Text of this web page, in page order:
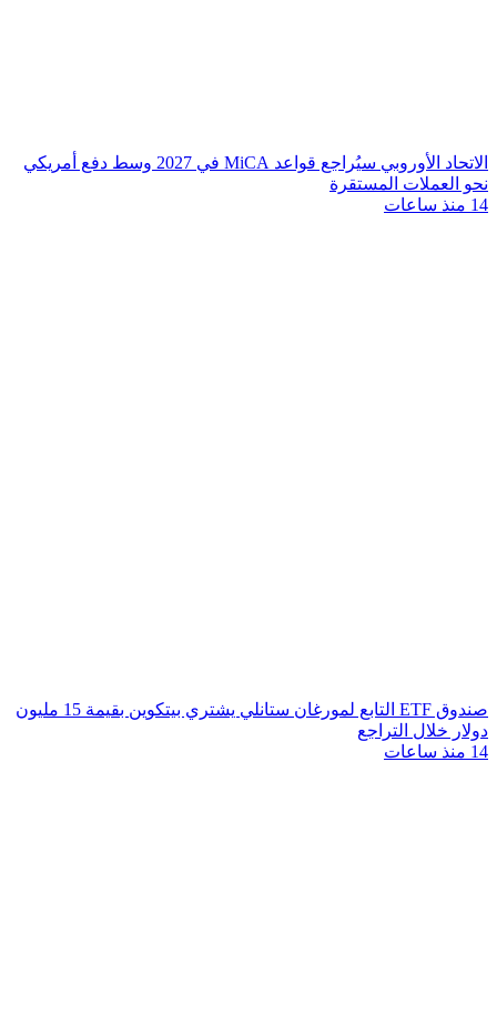
الاتحاد الأوروبي سيُراجع قواعد MiCA في 2027 وسط دفع أمريكي
نحو العملات المستقرة
14 منذ ساعات
صندوق ETF التابع لمورغان ستانلي يشتري بيتكوين بقيمة 15 مليون
دولار خلال التراجع
14 منذ ساعات